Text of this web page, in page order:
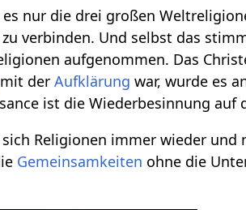
nur die drei großen
verbinden. Und selbst das
aufgenommen. Das
mit derAufklärung war, wurde es
ist die Wiederbesinnung
Religionen immer wieder
Gemeinsamkeiten ohne die